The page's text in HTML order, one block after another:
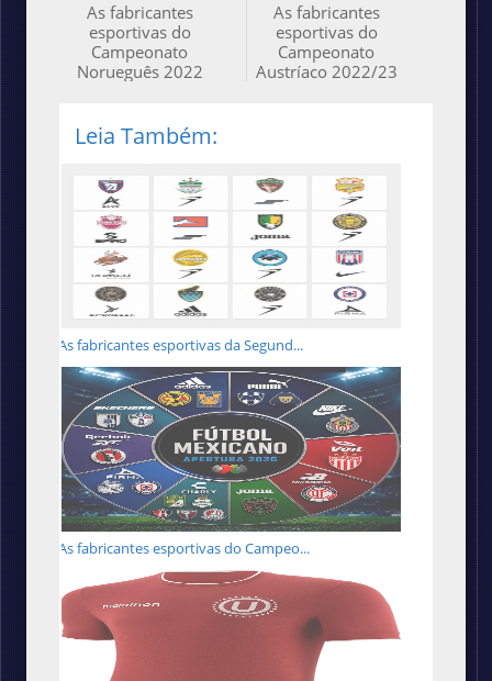
As fabricantes
esportivas do
Campeonato
Austríaco 2022/23
As fabricantes
esportivas do
Campeonato
Norueguês 2022
Leia Também:
As fabricantes esportivas da Segund...
As fabricantes esportivas do Campeo...